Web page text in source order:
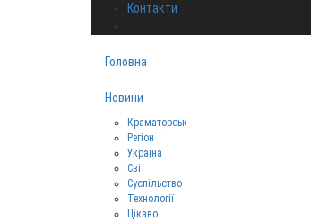
Контакти
Головна
Новини
Краматорськ
Регіон
Україна
Світ
Суспільство
Технології
Цікаво